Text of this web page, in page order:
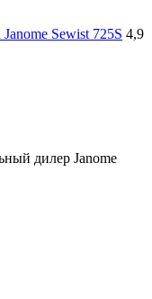
Sewist 725S 4,9
дилер Janome